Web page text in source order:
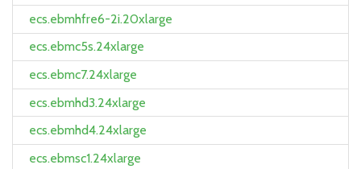
ecs.ebmhfre6-2i.20xlarge
ecs.ebmc5s.24xlarge
ecs.ebmc7.24xlarge
ecs.ebmhd3.24xlarge
ecs.ebmhd4.24xlarge
ecs.ebmsc1.24xlarge